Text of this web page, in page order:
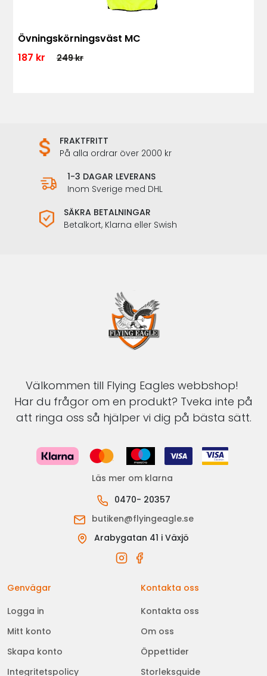
Övningskörningsväst MC
187 kr
249 kr
FRAKTFRITT
På alla ordrar över 2000 kr
1-3 DAGAR LEVERANS
Inom Sverige med DHL
SÄKRA BETALNINGAR
Betalkort, Klarna eller Swish
Välkommen till Flying Eagles webbshop!
Har du frågor om en produkt? Tveka inte på
att ringa oss så hjälper vi dig på bästa sätt.
Läs mer om klarna
0470- 20357
butiken@flyingeagle.se
Arabygatan 41 i Växjö
Genvägar
Logga in
Mitt konto
Skapa konto
Integritetspolicy
Kontakta oss
Kontakta oss
Om oss
Öppettider
Storleksguide